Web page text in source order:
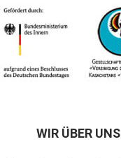
WIR ÜBER UNS